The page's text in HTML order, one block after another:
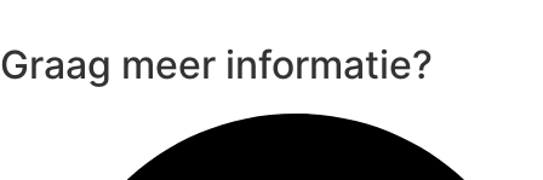
Graag meer informatie?